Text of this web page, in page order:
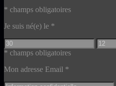
* champs obligatoires
Je suis né(e) le *
* champs obligatoires
Mon adresse Email *